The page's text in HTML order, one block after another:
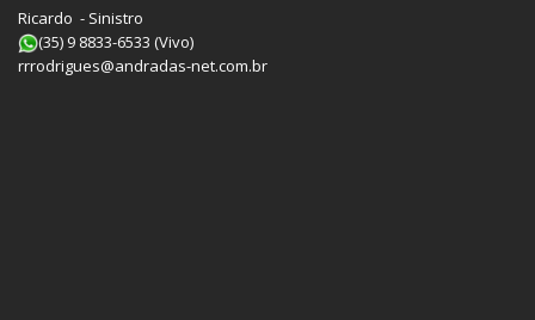
Ricardo - Sinistro
(35) 9 8833-6533 (Vivo)
rrrodrigues@andradas-net.com.br